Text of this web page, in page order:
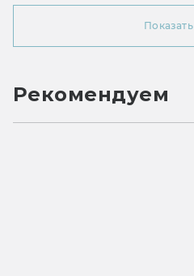
Рекомендуем